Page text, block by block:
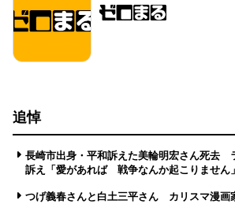
追悼
長崎市出身・平和訴えた美輪明宏さん死去
訴え「愛があれば 戦争なんか起こりません」
つげ義春さんと白土三平さん カリスマ漫画